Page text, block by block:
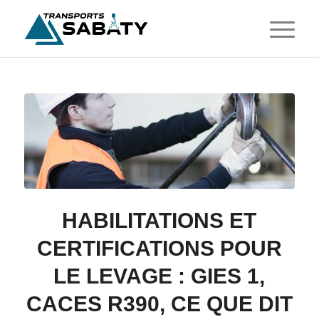
HABILITATIONS ET
CERTIFICATIONS POUR
LE LEVAGE : GIES 1,
CACES R390, CE QUE DIT